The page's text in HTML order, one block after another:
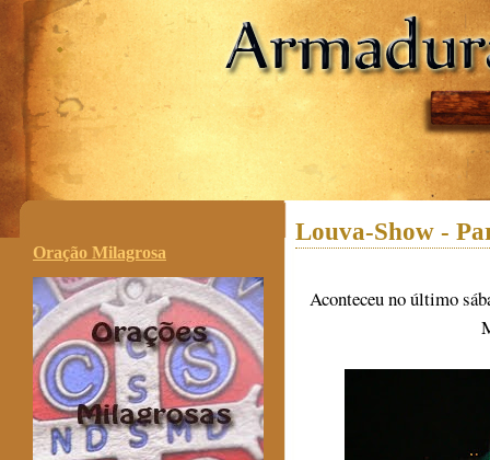
.
Oração Milagrosa
Louva-Show -
Aconteceu no último